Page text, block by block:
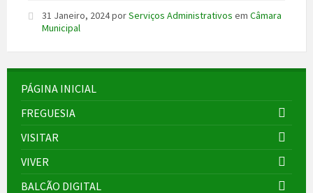
31 Janeiro, 2024porServiços Administrativos em Câmara
Municipal
PÁGINA INICIAL
FREGUESIA
VISITAR
VIVER
BALCÃO DIGITAL